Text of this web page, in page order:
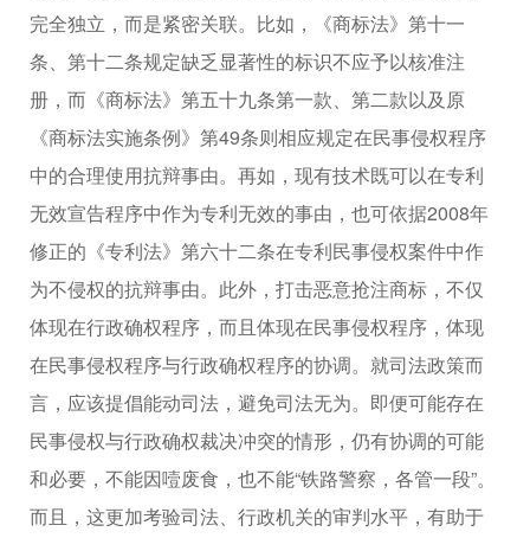
完全独立，而是紧密关联。比如，《商标法》第十一
条、第十二条规定缺乏显著性的标识不应予以核准注
册，而《商标法》第五十九条第一款、第二款以及原
《商标法实施条例》第49条则相应规定在民事侵权程序
中的合理使用抗辩事由。再如，现有技术既可以在专利
无效宣告程序中作为专利无效的事由，也可依据2008年
修正的《专利法》第六十二条在专利民事侵权案件中作
为不侵权的抗辩事由。此外，打击恶意抢注商标，不仅
体现在行政确权程序，而且体现在民事侵权程序，体现
在民事侵权程序与行政确权程序的协调。就司法政策而
言，应该提倡能动司法，避免司法无为。即便可能存在
民事侵权与行政确权裁决冲突的情形，仍有协调的可能
和必要，不能因噎废食，也不能“铁路警察，各管一段”。
而且，这更加考验司法、行政机关的审判水平，有助于